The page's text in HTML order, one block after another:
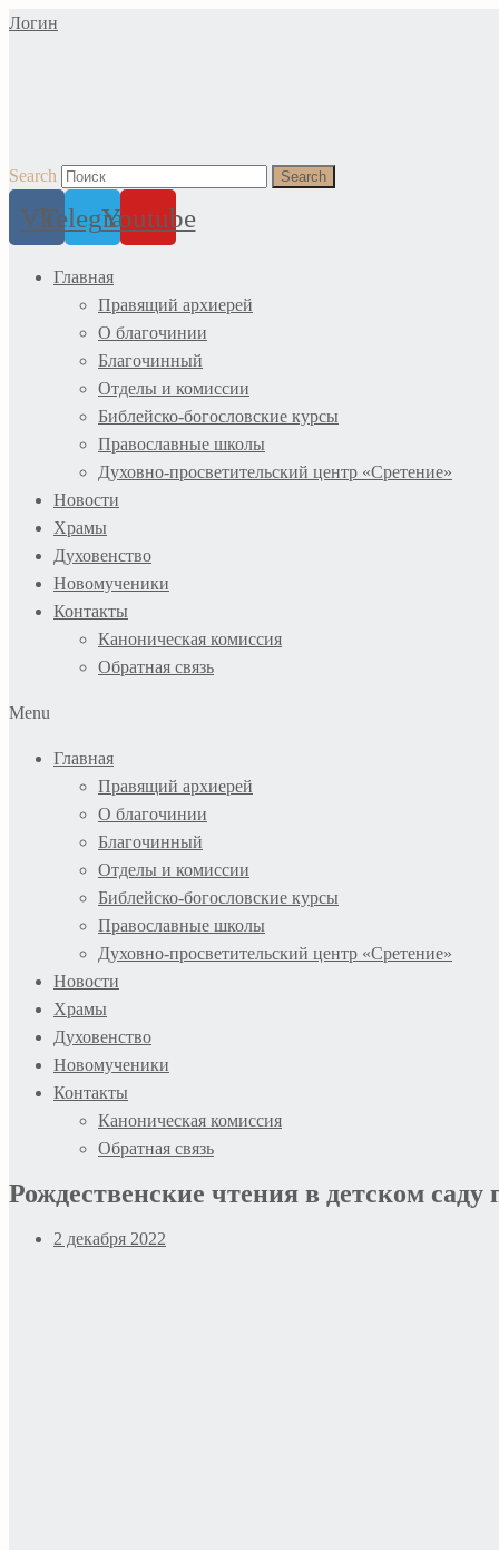
Перейти
Логин
Search Search
VkTelegramYoutube
Главная
Правящий архиерей
О благочинии
Благочинный
Отделы и комиссии
Библейско-богословские курсы
Православные школы
Духовно-просветительский центр «Сретение»
Новости
Храмы
Духовенство
Новомученики
Контакты
Каноническая комиссия
Обратная связь
Menu
Главная
Правящий архиерей
О благочинии
Благочинный
Отделы и комиссии
Библейско-богословские курсы
Православные школы
Духовно-просветительский центр «Сретение»
Новости
Храмы
Духовенство
Новомученики
Контакты
Каноническая комиссия
Обратная связь
Рождественские чтения в детском саду
2 декабря 2022